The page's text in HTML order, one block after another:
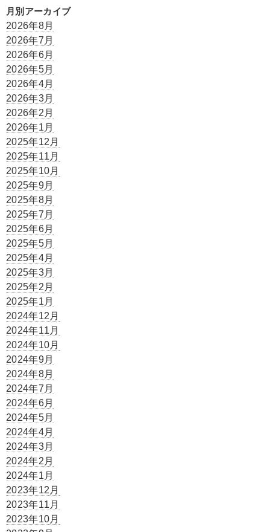
月別アーカイブ
2026年8月
2026年7月
2026年6月
2026年5月
2026年4月
2026年3月
2026年2月
2026年1月
2025年12月
2025年11月
2025年10月
2025年9月
2025年8月
2025年7月
2025年6月
2025年5月
2025年4月
2025年3月
2025年2月
2025年1月
2024年12月
2024年11月
2024年10月
2024年9月
2024年8月
2024年7月
2024年6月
2024年5月
2024年4月
2024年3月
2024年2月
2024年1月
2023年12月
2023年11月
2023年10月